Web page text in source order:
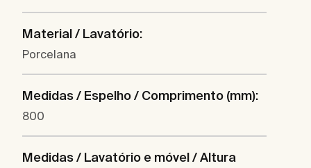
Material / Lavatório:
Porcelana
Medidas / Espelho / Comprimento (mm):
800
Medidas / Lavatório e móvel / Altura